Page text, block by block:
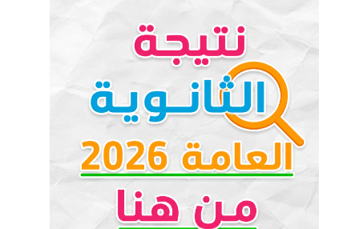
الكلمات المفتاحية
دعاء السنة الجديدة 2024
دعاء السنة الجديدة للاصدقاء
دعاء السنة الجديدة لشخص
دعاء العام الجديد 2024